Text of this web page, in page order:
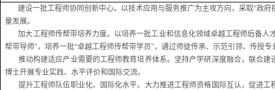
建设一批工程师协同创新中心。以技术应用与服务推广为主攻方向，采取“政府
量发展。
加大工程师传帮带培养力度。以培养一批工业和信息化领域卓越工程师后备人
帮带导师”，培养一批“卓越工程师传帮带学员”，通过师徒传承、示范引领、传授
推动构建适应产业需要的工程师教育培养体系。坚持产学研深度融合，联合建
博士开展专业实践、水平评价和国际交流。
提升工程师队伍职业化、国际化水平。大力推进工程师资格国际互认，促进工